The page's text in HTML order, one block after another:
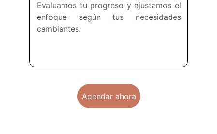
Evaluamos tu progreso y ajustamos el
enfoque según tus necesidades
cambiantes.
Agendar ahora